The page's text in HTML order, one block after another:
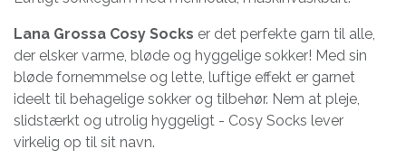
Lana Grossa Cosy Socks er det perfekte garn til alle,
der elsker varme, bløde og hyggelige sokker! Med sin
bløde fornemmelse og lette, luftige effekt er garnet
ideelt til behagelige sokker og tilbehør. Nem at pleje,
slidstærkt og utrolig hyggeligt - Cosy Socks lever
virkelig op til sit navn.